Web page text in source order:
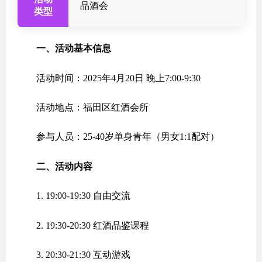
类型
品酒会
一、活动基本信息
活动时间：2025年4月20日 晚上7:00-9:30
活动地点：福田区红酒会所
参与人员：25-40岁单身青年（男女1:1配对）
二、活动内容
1. 19:00-19:30 自由交流
2. 19:30-20:30 红酒品鉴课程
3. 20:30-21:30 互动游戏